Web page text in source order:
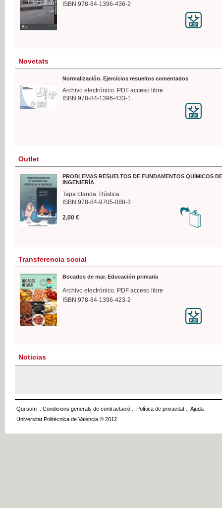
ISBN:978-84-1396-436-2
Novetats
Normalización. Ejercicios resueltos comentados
Archivo electrónico. PDF acceso libre
ISBN:978-84-1396-433-1
Outlet
PROBLEMAS RESUELTOS DE FUNDAMENTOS QUÍMICOS
INGENIERÍA
Tapa blanda. Rústica
ISBN:978-84-9705-088-3
2,00 €
Transferencia social
Bocados de mar. Educación primaria
Archivo electrónico. PDF acceso libre
ISBN:978-84-1396-423-2
Noticias
Qui som :: Condicions generals de contractació :: Política de privacitat :: Ajuda
Universitat Politècnica de València © 2012